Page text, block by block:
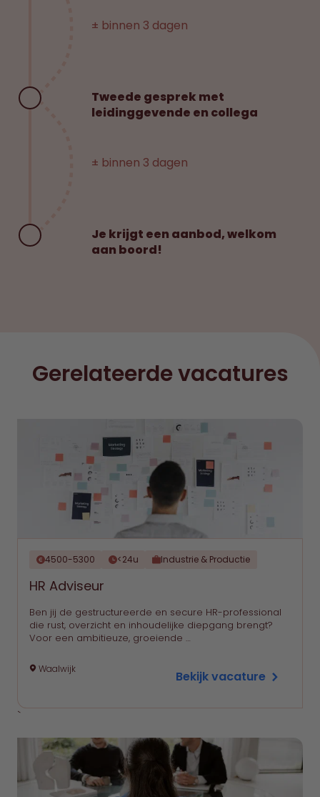
± binnen 3 dagen
± binnen 3 dagen
Tweede gesprek met
leidinggevende en collega
Je krijgt een aanbod, welkom
aan boord!
Gerelateerde vacatures
4500-5300 <24u Industrie & Productie
HR Adviseur
Ben jij de gestructureerde en secure HR-professional
die rust, overzicht en inhoudelijke diepgang brengt?
Voor een ambitieuze, groeiende …
Waalwijk Bekijk vacature
`